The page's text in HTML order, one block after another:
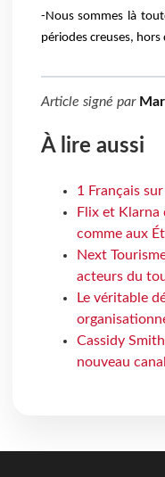
-Nous sommes là
périodes creuses, hors
Article signé par
À lire aussi
1 Français
Flix et Klarna
comme aux
Next
acteurs du
Le véritable
Cassidy
nouveau